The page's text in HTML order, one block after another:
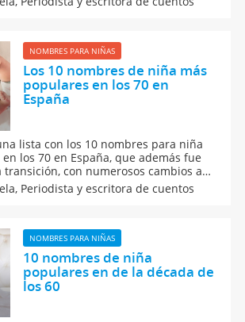
populares para las niñas. Nombres
NOMBRES PARA NIÑAS
Los 10 nombres de niña más
populares en los 70 en
España
lista con los 10 nombres para niña
los 70 en España, que además fue
transición, con numerosos cambios a
y con una mayor apertura
nombres populares que
Periodista y escritora de cuentos
NOMBRES PARA NIÑAS
10 nombres de niña
populares en de la década de
los 60